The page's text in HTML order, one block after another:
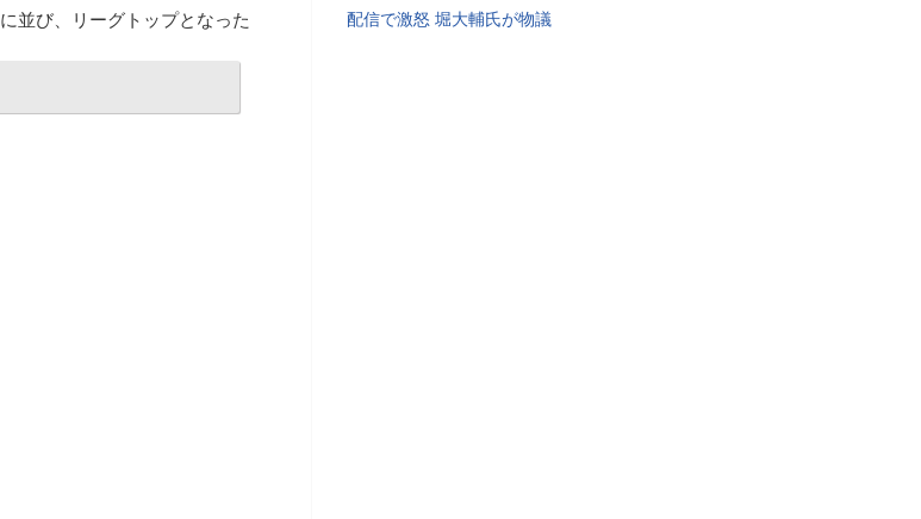
に並び、リーグトップとなった
配信で激怒 堀大輔氏が物議